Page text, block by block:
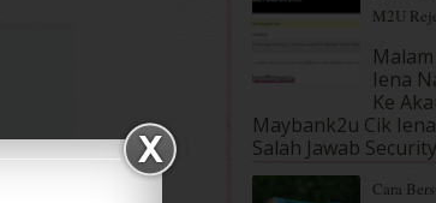
M2U
Iena
Ke
Maybank2u Cik
Salah Jawab
Cara